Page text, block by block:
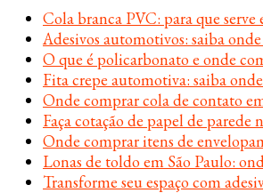
Cola branca PVC: para que
Adesivos automotivos: saiba
O que é policarbonato e onde
Fita crepe automotiva: saiba
Onde comprar cola de contato
Faça cotação de papel de parede
Onde comprar itens de
Lonas de toldo em São Paulo:
Transforme seu espaço com